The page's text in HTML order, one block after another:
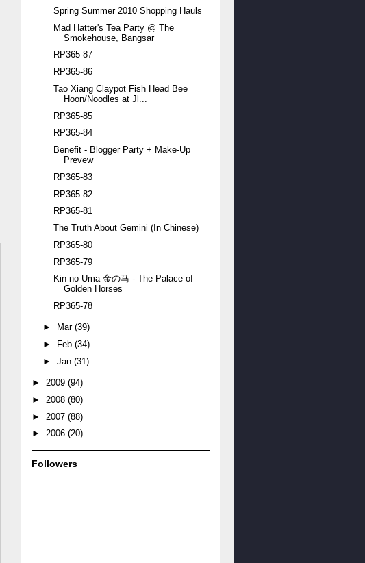
Spring Summer 2010 Shopping Hauls
Mad Hatter's Tea Party @ The
Smokehouse, Bangsar
RP365-87
RP365-86
Tao Xiang Claypot Fish Head Bee
Hoon/Noodles at Jl...
RP365-85
RP365-84
Benefit - Blogger Party + Make-Up
Prevew
RP365-83
RP365-82
RP365-81
The Truth About Gemini (In Chinese)
RP365-80
RP365-79
Kin no Uma 金の马 - The Palace of
Golden Horses
RP365-78
► Mar (39)
►
Feb (34)
► Jan (31)
► 2009 (94)
► 2008 (80)
► 2007 (88)
► 2006 (20)
Followers